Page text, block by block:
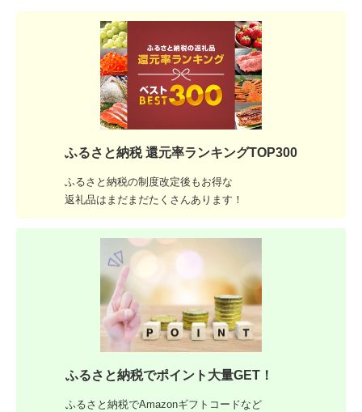
ふるさと納税 還元率ランキングTOP300
ふるさと納税の制度改定後もお得な
返礼品はまだまだたくさんあります！
ふるさと納税でポイント大量GET！
ふるさと納税でAmazonギフトコードなど